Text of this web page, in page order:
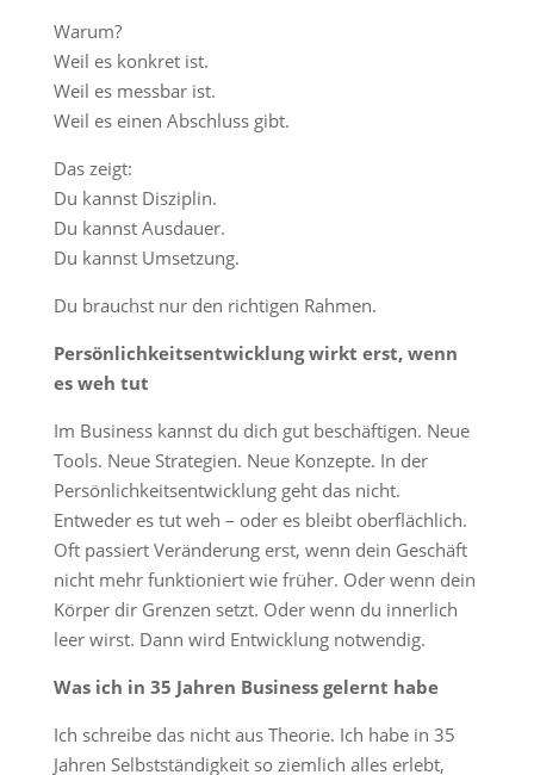
Warum?
Weil es konkret ist.
Weil es messbar ist.
Weil es einen Abschluss gibt.
Das zeigt:
Du kannst Disziplin.
Du kannst Ausdauer.
Du kannst Umsetzung.
Du brauchst nur den richtigen Rahmen.
Persönlichkeitsentwicklung wirkt erst, wenn
es weh tut
Im Business kannst du dich gut beschäftigen. Neue
Tools. Neue Strategien. Neue Konzepte. In der
Persönlichkeitsentwicklung geht das nicht.
Entweder es tut weh – oder es bleibt oberflächlich.
Oft passiert Veränderung erst, wenn dein Geschäft
nicht mehr funktioniert wie früher. Oder wenn dein
Körper dir Grenzen setzt. Oder wenn du innerlich
leer wirst. Dann wird Entwicklung notwendig.
Was ich in 35 Jahren Business gelernt habe
Ich schreibe das nicht aus Theorie. Ich habe in 35
Jahren Selbstständigkeit so ziemlich alles erlebt,